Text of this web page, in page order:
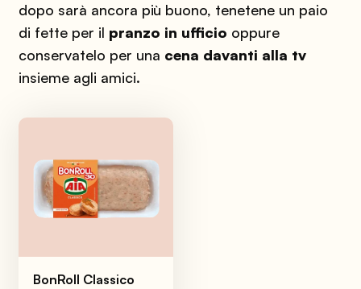
dopo sarà ancora più buono, tenetene un paio
di fette per il pranzo in ufficio oppure
conservatelo per una cena davanti alla tv
insieme agli amici.
BonRoll Classico